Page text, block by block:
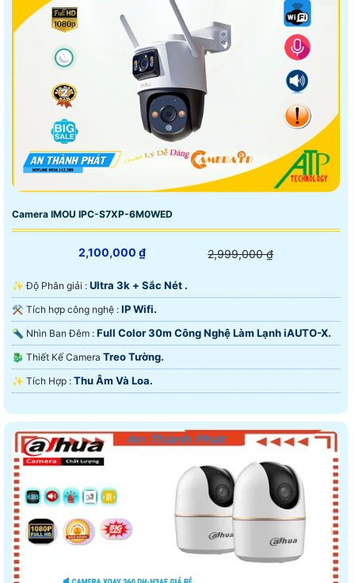
Camera IMOU IPC-S7XP-6M0WED
2,100,000 ₫ 2,999,000 ₫
✨ Độ Phân giải : Ultra 3k + Sắc Nét .
⚒ Tích hợp công nghệ : IP Wifi.
🔦 Nhìn Ban Đêm : Full Color 30m Công Nghệ Làm Lạnh iAUTO-X.
🐉️ Thiết Kế Camera Treo Tường.
️✨ Tích Hợp : Thu Âm Và Loa.